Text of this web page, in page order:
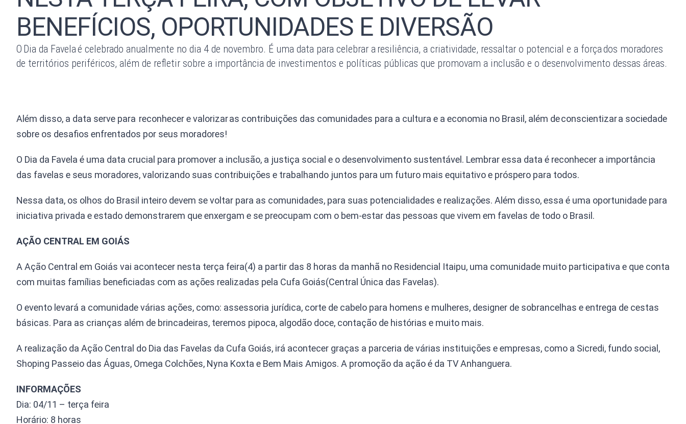
BENEFÍCIOS, OPORTUNIDADES E DIVERSÃO
O Dia da Favela é celebrado anualmente no dia 4 de novembro. É uma data para celebrar a resiliência, a criatividade, ressaltar o potencial e a força dos moradores
de territórios periféricos, além de refletir sobre a importância de investimentos e políticas públicas que promovam a inclusão e o desenvolvimento dessas áreas.
Além disso, a data serve para reconhecer e valorizar as contribuições das comunidades para a cultura e a economia no Brasil, além de conscientizar a sociedade
sobre os desafios enfrentados por seus moradores!
O Dia da Favela é uma data crucial para promover a inclusão, a justiça social e o desenvolvimento sustentável. Lembrar essa data é reconhecer a importância
das favelas e seus moradores, valorizando suas contribuições e trabalhando juntos para um futuro mais equitativo e próspero para todos.
Nessa data, os olhos do Brasil inteiro devem se voltar para as comunidades, para suas potencialidades e realizações. Além disso, essa é uma oportunidade para
iniciativa privada e estado demonstrarem que enxergam e se preocupam com o bem-estar das pessoas que vivem em favelas de todo o Brasil.
AÇÃO CENTRAL EM GOIÁS
A Ação Central em Goiás vai acontecer nesta terça feira(4) a partir das 8 horas da manhã no Residencial Itaipu, uma comunidade muito participativa e que conta
com muitas famílias beneficiadas com as ações realizadas pela Cufa Goiás(Central Única das Favelas).
O evento levará a comunidade várias ações, como: assessoria jurídica, corte de cabelo para homens e mulheres, designer de sobrancelhas e entrega de cestas
básicas. Para as crianças além de brincadeiras, teremos pipoca, algodão doce, contação de histórias e muito mais.
A realização da Ação Central do Dia das Favelas da Cufa Goiás, irá acontecer graças a parceria de várias instituições e empresas, como a Sicredi, fundo social,
Shoping Passeio das Águas, Omega Colchões, Nyna Koxta e Bem Mais Amigos. A promoção da ação é da TV Anhanguera.
INFORMAÇÕES
Dia: 04/11 – terça feira
Horário: 8 horas